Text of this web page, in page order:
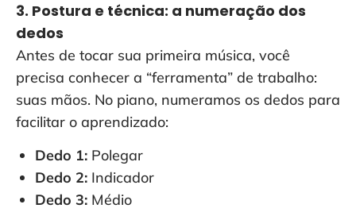
3. Postura e técnica: a numeração dos
dedos
Antes de tocar sua primeira música, você
precisa conhecer a “ferramenta” de trabalho:
suas mãos. No piano, numeramos os dedos para
facilitar o aprendizado:
Dedo 1: Polegar
Dedo 2: Indicador
Dedo 3: Médio